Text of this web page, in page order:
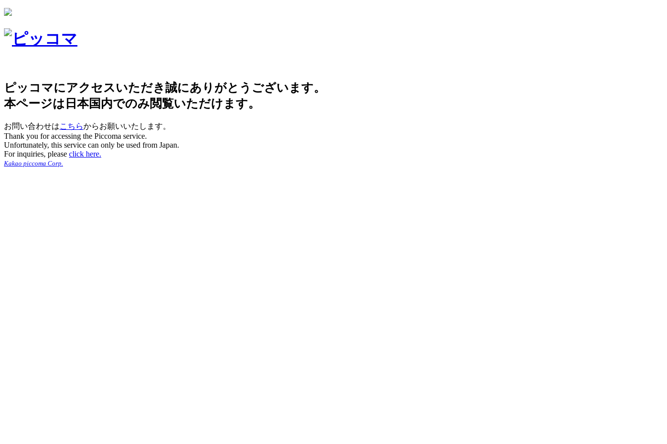
ピッコマにアクセスいただき誠にありがとうございます。
本ページは日本国内でのみ閲覧いただけます。
お問い合わせはこちらからお願いいたします。
Thank you for accessing the Piccoma service.
Unfortunately, this service can only be used from Japan.
For inquiries, please click here.
Kakao piccoma Corp.